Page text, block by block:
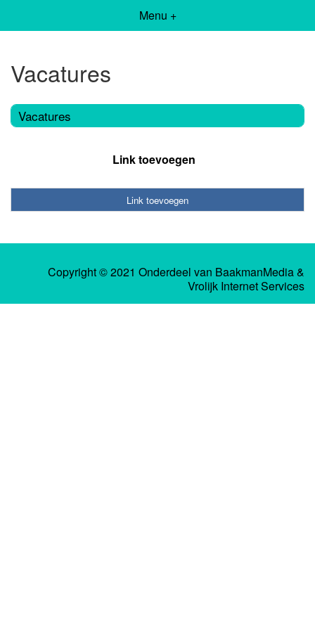
Menu +
Vacatures
Vacatures
Link toevoegen
Link toevoegen
Copyright © 2021 Onderdeel van BaakmanMedia&
Vrolijk Internet Services